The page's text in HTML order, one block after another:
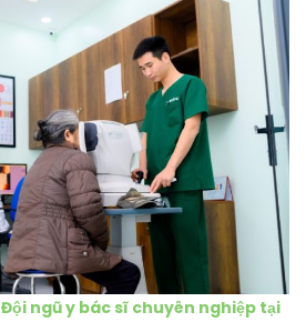
Đội ngũ y bác sĩ chuyên nghiệp tại